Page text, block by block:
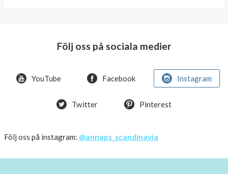
offer!
Just
few
Följ oss på sociala medier
YouTube Facebook Instagram
Twitter Pinterest
Följ oss på instagram: @annaps_scandinavia